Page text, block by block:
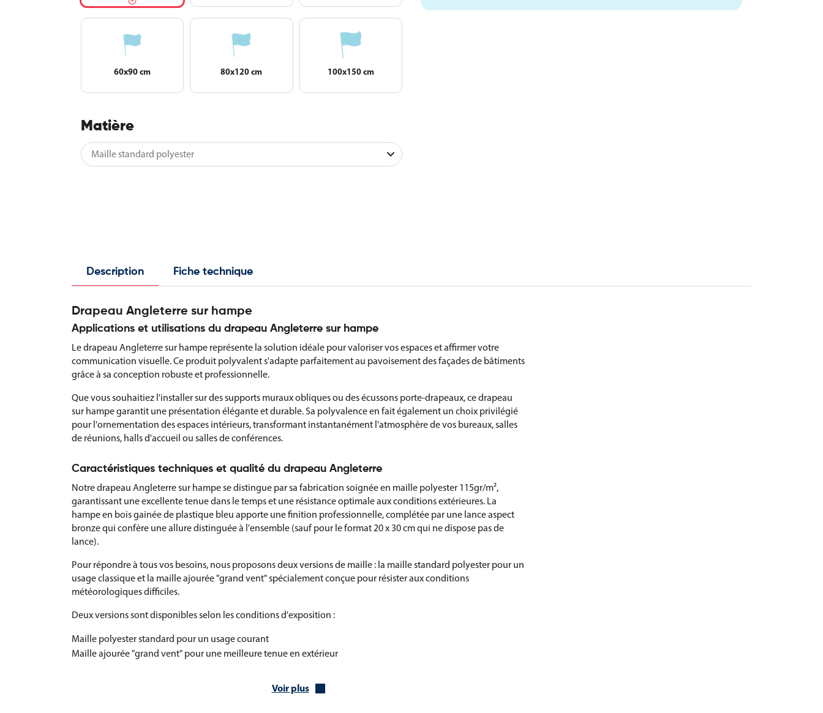
60x90 cm 80x120 cm 100x150 cm
Matière
Description Fiche technique
Drapeau Angleterre sur hampe
Applications et utilisations du drapeau Angleterre sur hampe
Le drapeau Angleterre sur hampe représente la solution idéale pour valoriser vos espaces et affirmer votre
communication visuelle. Ce produit polyvalent s'adapte parfaitement au pavoisement des façades de bâtiments
grâce à sa conception robuste et professionnelle.
Que vous souhaitiez l'installer sur des supports muraux obliques ou des écussons porte-drapeaux, ce drapeau
sur hampe garantit une présentation élégante et durable. Sa polyvalence en fait également un choix privilégié
pour l'ornementation des espaces intérieurs, transformant instantanément l'atmosphère de vos bureaux, salles
de réunions, halls d'accueil ou salles de conférences.
Caractéristiques techniques et qualité du drapeau Angleterre
Notre drapeau Angleterre sur hampe se distingue par sa fabrication soignée en maille polyester 115gr/m²,
garantissant une excellente tenue dans le temps et une résistance optimale aux conditions extérieures. La
hampe en bois gainée de plastique bleu apporte une finition professionnelle, complétée par une lance aspect
bronze qui confère une allure distinguée à l'ensemble (sauf pour le format 20 x 30 cm qui ne dispose pas de
lance).
Pour répondre à tous vos besoins, nous proposons deux versions de maille : la maille standard polyester pour un
usage classique et la maille ajourée "grand vent" spécialement conçue pour résister aux conditions
météorologiques difficiles.
Deux versions sont disponibles selon les conditions d'exposition :
Maille polyester standard pour un usage courant
Maille ajourée "grand vent" pour une meilleure tenue en extérieur
Finitions et options de personnalisation du drapeau Angleterre sur hampe
Voir plus